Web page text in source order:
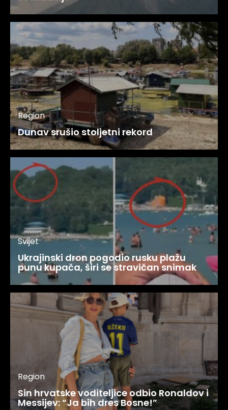
Region
Dunav srušio stoljetni rekord
Svijet
Ukrajinski dron pogodio rusku plažu
punu kupača, širi se stravičan snimak
Region
Sin hrvatske voditeljice odbio Ronaldov i
Messijev: “Ja bih dres Bosne!”